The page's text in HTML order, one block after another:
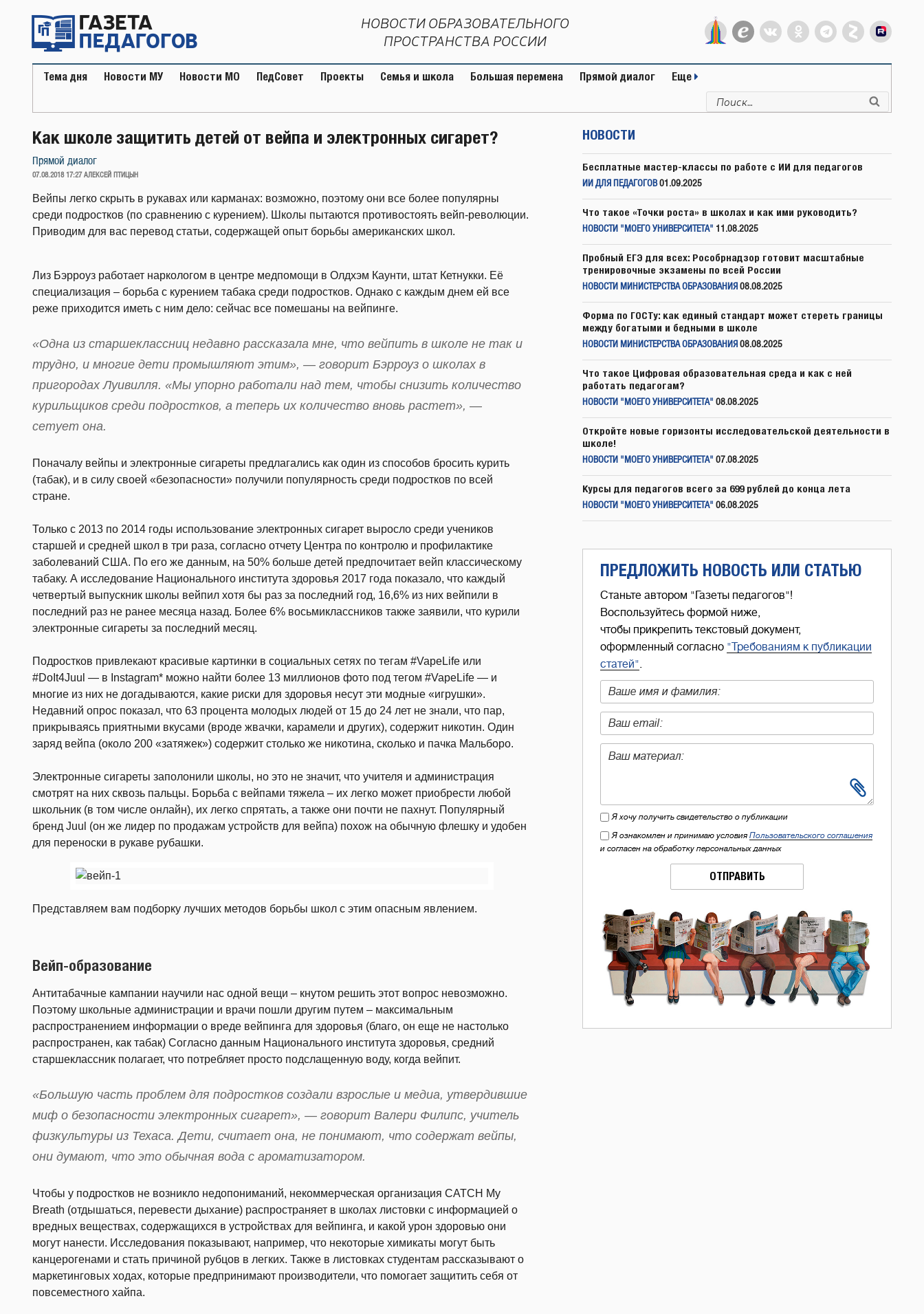
содержимому
НОВОСТИ ОБРАЗОВАТЕЛЬНОГО
ПРОСТРАНСТВА РОССИИ
Тема дня Новости МУ Новости МО ПедСовет Проекты Семья и школа Большая перемена Прямой диалог Еще
Искать:
Как школе защитить детей от вейпа и электронных сигарет?
Прямой диалог
ОПУБЛИКОВАНО
07.08.2018 17:27 АЛЕКСЕЙ ПТИЦЫН
Вейпы легко скрыть в рукавах или карманах: возможно, поэтому они все более популярны
среди подростков (по сравнению с курением). Школы пытаются противостоять вейп-революции.
Приводим для вас перевод статьи, содержащей опыт борьбы американских школ.
Лиз Бэрроуз работает наркологом в центре медпомощи в Олдхэм Каунти, штат Кетнукки. Её
специализация – борьба с курением табака среди подростков. Однако с каждым днем ей все
реже приходится иметь с ним дело: сейчас все помешаны на вейпинге.
«Одна из старшеклассниц недавно рассказала мне, что вейпить в школе не так и
трудно, и многие дети промышляют этим», — говорит Бэрроуз о школах в
пригородах Луивилля. «Мы упорно работали над тем, чтобы снизить количество
курильщиков среди подростков, а теперь их количество вновь растет», —
сетует она.
Поначалу вейпы и электронные сигареты предлагались как один из способов бросить курить
(табак), и в силу своей «безопасности» получили популярность среди подростков по всей
стране.
Только с 2013 по 2014 годы использование электронных сигарет выросло среди учеников
старшей и средней школ в три раза, согласно отчету Центра по контролю и профилактике
заболеваний США. По его же данным, на 50% больше детей предпочитает вейп классическому
табаку. А исследование Национального института здоровья 2017 года показало, что каждый
четвертый выпускник школы вейпил хотя бы раз за последний год, 16,6% из них вейпили в
последний раз не ранее месяца назад. Более 6% восьмиклассников также заявили, что курили
электронные сигареты за последний месяц.
Подростков привлекают красивые картинки в социальных сетях по тегам #VapeLife или
#DoIt4Juul — в Instagram* можно найти более 13 миллионов фото под тегом #VapeLife — и
многие из них не догадываются, какие риски для здоровья несут эти модные «игрушки».
Недавний опрос показал, что 63 процента молодых людей от 15 до 24 лет не знали, что пар,
прикрываясь приятными вкусами (вроде жвачки, карамели и других), содержит никотин. Один
заряд вейпа (около 200 «затяжек») содержит столько же никотина, сколько и пачка Мальборо.
Электронные сигареты заполонили школы, но это не значит, что учителя и администрация
смотрят на них сквозь пальцы. Борьба с вейпами тяжела – их легко может приобрести любой
школьник (в том числе онлайн), их легко спрятать, а также они почти не пахнут. Популярный
бренд Juul (он же лидер по продажам устройств для вейпа) похож на обычную флешку и удобен
для переноски в рукаве рубашки.
Представляем вам подборку лучших методов борьбы школ с этим опасным явлением.
Вейп-образование
Антитабачные кампании научили нас одной вещи – кнутом решить этот вопрос невозможно.
Поэтому школьные администрации и врачи пошли другим путем – максимальным
распространением информации о вреде вейпинга для здоровья (благо, он еще не настолько
распространен, как табак) Согласно данным Национального института здоровья, средний
старшеклассник полагает, что потребляет просто подслащенную воду, когда вейпит.
«Большую часть проблем для подростков создали взрослые и медиа, утвердившие
миф о безопасности электронных сигарет», — говорит Валери Филипс, учитель
физкультуры из Техаса. Дети, считает она, не понимают, что содержат вейпы,
они думают, что это обычная вода с ароматизатором.
Чтобы у подростков не возникло недопониманий, некоммерческая организация CATCH My
Breath (отдышаться, перевести дыхание) распространяет в школах листовки с информацией о
вредных веществах, содержащихся в устройствах для вейпинга, и какой урон здоровью они
могут нанести. Исследования показывают, например, что некоторые химикаты могут быть
канцерогенами и стать причиной рубцов в легких. Также в листовках студентам рассказывают о
маркетинговых ходах, которые предпринимают производители, что помогает защитить себя от
повсеместного хайпа.
НОВОСТИ
Бесплатные мастер-классы по работе с ИИ для педагогов
ИИ ДЛЯ ПЕДАГОГОВ 01.09.2025
Что такое «Точки роста» в школах и как ими руководить?
НОВОСТИ "МОЕГО УНИВЕРСИТЕТА" 11.08.2025
Пробный ЕГЭ для всех: Рособрнадзор готовит масштабные
тренировочные экзамены по всей России
НОВОСТИ МИНИСТЕРСТВА ОБРАЗОВАНИЯ 08.08.2025
Форма по ГОСТу: как единый стандарт может стереть границы
между богатыми и бедными в школе
НОВОСТИ МИНИСТЕРСТВА ОБРАЗОВАНИЯ 08.08.2025
Что такое Цифровая образовательная среда и как с ней
работать педагогам?
НОВОСТИ "МОЕГО УНИВЕРСИТЕТА" 08.08.2025
Откройте новые горизонты исследовательской деятельности в
школе!
НОВОСТИ "МОЕГО УНИВЕРСИТЕТА" 07.08.2025
Курсы для педагогов всего за 699 рублей до конца лета
НОВОСТИ "МОЕГО УНИВЕРСИТЕТА" 06.08.2025
ПРЕДЛОЖИТЬ НОВОСТЬ ИЛИ СТАТЬЮ
Станьте автором "Газеты педагогов"!
Воспользуйтесь формой ниже,
чтобы прикрепить текстовый документ,
оформленный согласно "Требованиям к публикации
статей".
Я хочу получить свидетельство о публикации
Я ознакомлен и принимаю условия Пользовательского соглашения
и согласен на обработку персональных данных
ОТПРАВИТЬ